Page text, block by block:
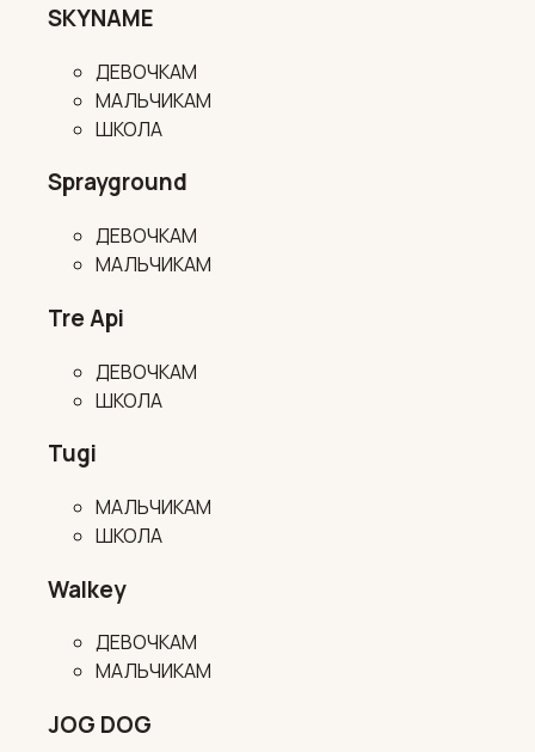
SKYNAME
ДЕВОЧКАМ
МАЛЬЧИКАМ
ШКОЛА
Sprayground
ДЕВОЧКАМ
МАЛЬЧИКАМ
Tre Api
ДЕВОЧКАМ
ШКОЛА
Tugi
МАЛЬЧИКАМ
ШКОЛА
Walkey
ДЕВОЧКАМ
МАЛЬЧИКАМ
JOG DOG